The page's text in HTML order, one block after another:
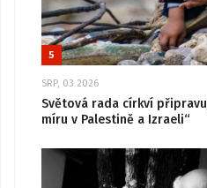
5
SRP, 03 2026
Světová rada církví
míru v Palestině a Izraeli“